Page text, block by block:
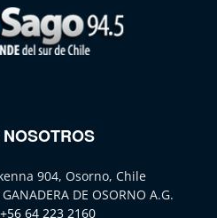
904, Osorno, Chile
DE OSORNO A.G.
+56 64 223 2160